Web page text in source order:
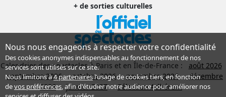
+ de sorties culturelles
Calendrier des spectacles à Paris et en Île-de-France :
août 2026
septembre 2026
octobre 2026 novembre 2026
décembre
2026
janvier 2027
Sélection Adhérent
Nous nous engageons à respecter votre confidentialité
Des cookies anonymes indispensables au fonctionnement de nos
services sont utilisés sur ce site.
Nous limitons à4 partenairesl’usage de cookies tiers, en fonction
devos préférences, afin d'étudier notre audience pour améliorer nos